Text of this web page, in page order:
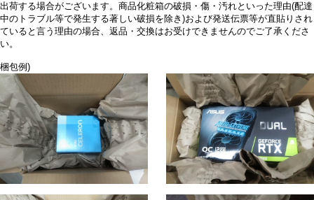
出荷する場合がございます。商品化粧箱の破損・傷・汚れといった理由(配達
中のトラブル等で発生する著しい破損を除き)および発送伝票等が直貼りされ
ていると言う理由の場合、返品・交換はお受けできませんのでご了承くださ
い。
梱包例)